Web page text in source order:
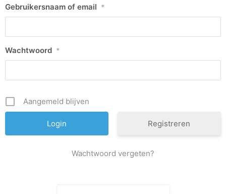
Gebruikersnaam of email *
Wachtwoord *
Aangemeld blijven
Registreren
Wachtwoord vergeten?